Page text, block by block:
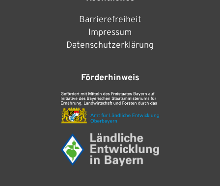
Barrierefreiheit
Impressum
Datenschutzerklärung
Förderhinweis